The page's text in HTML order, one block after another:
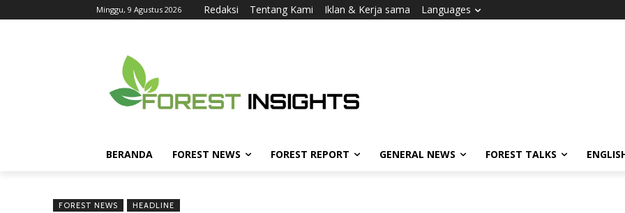
Minggu, 9 Agustus 2026 Redaksi Tentang Kami Iklan & Kerja sama Languages
BERANDA FOREST NEWS FOREST REPORT GENERAL NEWS FOREST TALKS
FOREST NEWS HEADLINE